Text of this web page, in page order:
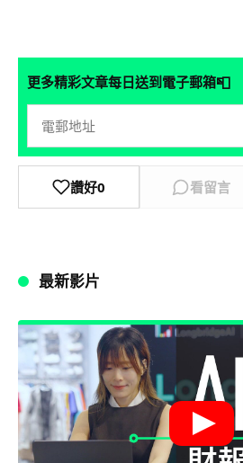
更多精彩文章每日送到電子郵箱📮
讚好0 看留言
最新影片